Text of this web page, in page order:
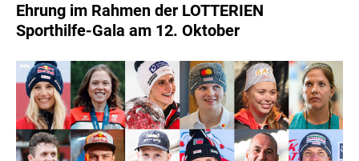
BARFLY'S CLUB
SPORTS MEDIA AUSTRIA
CULINARIUS
RECYCLEMICH-INITIATIVE
VIER HOCH VIER
ALFIES
Ehrung im Rahmen der LOTTERIEN
Sporthilfe-Gala am 12. Oktober